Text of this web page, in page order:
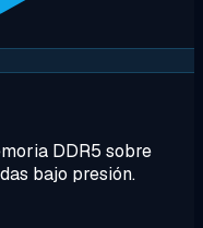
DDR5 sobre
bajo presión.